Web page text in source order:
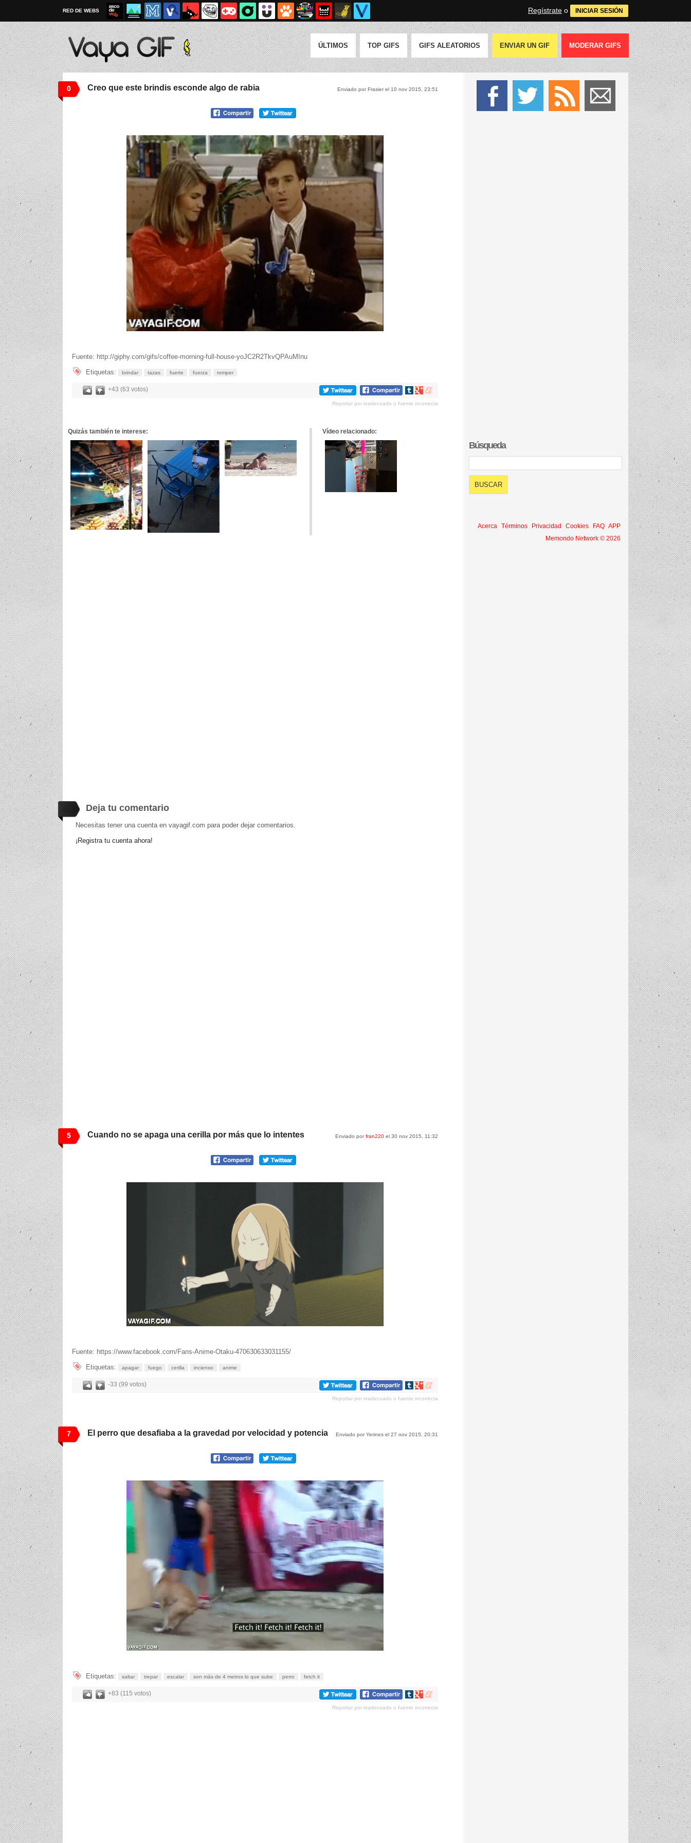
RED DE WEBS Regístrate o INICIAR SESIÓN
ÚLTIMOS TOP GIFS GIFS ALEATORIOS ENVIAR UN GIF MODERAR GIFS
0 Enviado por Frasier el 10 nov 2015, 23:51
Creo que este brindis esconde algo de rabia
Fuente: http://giphy.com/gifs/coffee-morning-full-house-yoJC2R2TkvQPAuMInu
Etiquetas:
brindar tazas fuerte fuerza romper
+43 (63 votos)
Compartir
tumblr
Compartir
Google+
Compartir
meneame
Reportar por inadecuado o fuente incorrecta
Quizás también te interese: Vídeo relacionado:
Deja tu comentario
Necesitas tener una cuenta en vayagif.com para poder dejar comentarios.
¡Registra tu cuenta ahora!
5 Enviado porfran220 el 30 nov 2015, 11:32
Cuando no se apaga una cerilla por más que lo intentes
Fuente: https://www.facebook.com/Fans-Anime-Otaku-470630633031155/
Etiquetas:
apagar fuego cerilla incienso anime
-33 (99 votos)
Compartir
tumblr
Compartir
Google+
Compartir
meneame
Reportar por inadecuado o fuente incorrecta
7 Enviado por Yerines el 27 nov 2015, 20:31
El perro que desafiaba a la gravedad por velocidad y potencia
Etiquetas: saltar trepar escalar son más de 4 metros lo que sube perro fetch it
+83 (115 votos)
Compartir
tumblr
Compartir
Google+
Compartir
meneame
Reportar por inadecuado o fuente incorrecta
Búsqueda
Acerca Términos Privacidad Cookies FAQ APP
Memondo Network © 2026